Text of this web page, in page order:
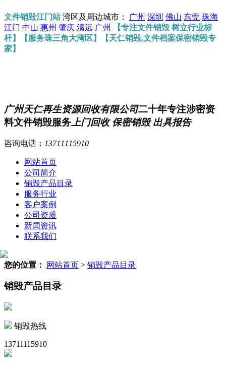
文件销毁江门站湾区及周边城市： 广州 深圳 佛山 东莞 珠海
江门 中山 惠州 肇庆 清远 广州
【专注文件销毁 树立行业标
杆】【服务珠三角大湾区】【天仁销毁,文件档案保密销毁专
家】
广州天仁再生资源回收有限公司二十年专注涉密资
料文件销毁服务 上门回收 保密销毁 出具报告
咨询电话： 13711115910
网站首页
公司简介
销毁产品目录
服务行业
客户案例
公司资质
新闻资讯
联系我们
您的位置： 网站首页 > 销毁产品目录
销毁产品目录
销毁热线
13711115910